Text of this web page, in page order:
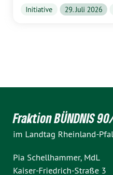
Initiative 29. Juli 2026
Fraktion BÜNDNIS
im Landtag Rheinland-
Pia Schellhammer, MdL
Kaiser-Friedrich-Straße 3